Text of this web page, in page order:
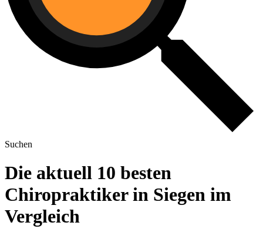
Suchen
Die aktuell 10 besten
Chiropraktiker in Siegen im
Vergleich